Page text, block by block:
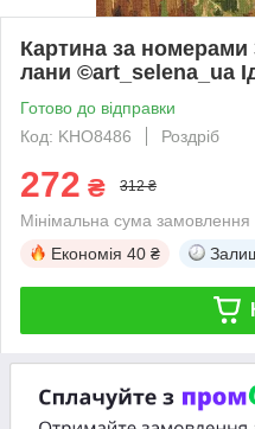
Картина за номерами
лани ©art_selena_ua
Готово до відправки
Код: KHO8486
Роздріб
272 ₴ 312 ₴
Мінімальна сума
Економія 40 ₴